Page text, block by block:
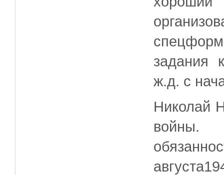
задания
ж.д. с
Николай
войны.